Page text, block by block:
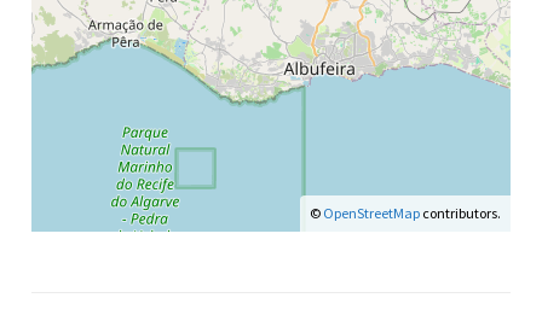
© OpenStreetMap contributors.